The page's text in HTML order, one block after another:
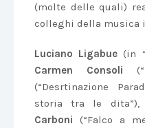
(molte delle quali)
colleghi della musica
Luciano Ligabue(in
Carmen Consoli
(“Desrtinazione
storia tra le dita”),
Carboni (“Falco a